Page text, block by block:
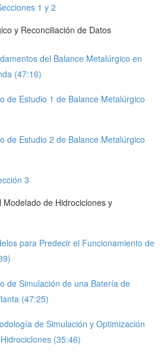
1 y 2
y Reconciliación de Datos
del Balance Metalúrgico en
(47:16)
de Estudio 1 de Balance Metalúrgico
de Estudio 2 de Balance Metalúrgico
3
de Hidrociclones y
para Predecir el Funcionamiento de
de Simulación de una Batería de
(47:25)
de Simulación y Optimización
(35:46)